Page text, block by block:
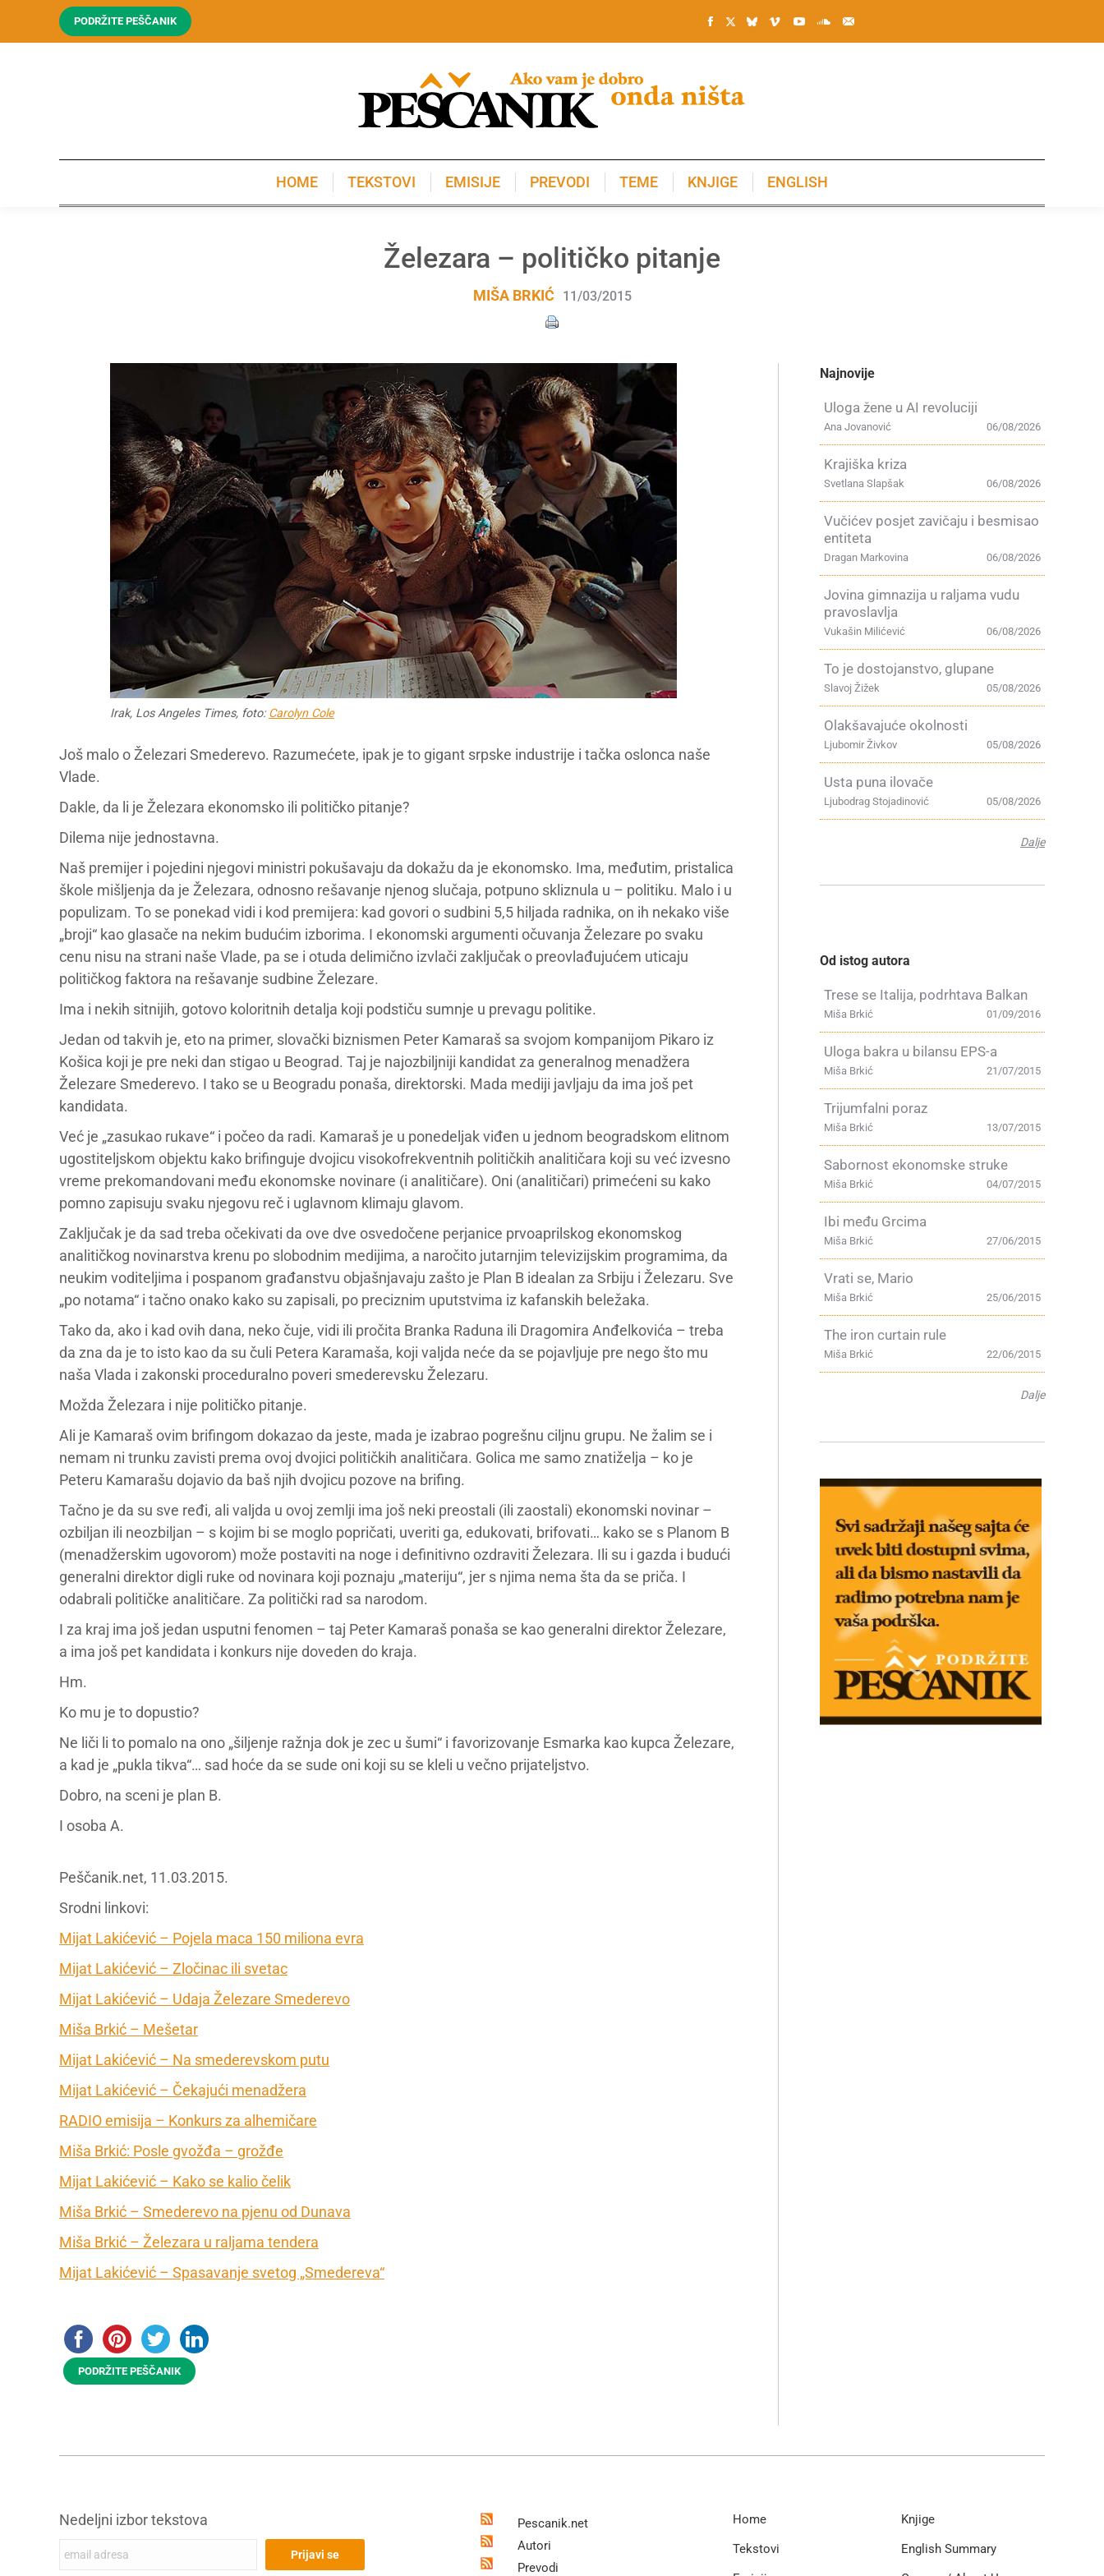
PODRŽITE PEŠČANIK
HOME TEKSTOVI EMISIJE PREVODI TEME KNJIGE ENGLISH
Železara – političko pitanje
MIŠA BRKIĆ 11/03/2015
Irak, Los Angeles Times, foto: Carolyn Cole
Još malo o Železari Smederevo. Razumećete, ipak je to gigant srpske industrije i tačka oslonca naše
Vlade.
Dakle, da li je Železara ekonomsko ili političko pitanje?
Dilema nije jednostavna.
Naš premijer i pojedini njegovi ministri pokušavaju da dokažu da je ekonomsko. Ima, međutim, pristalica
škole mišljenja da je Železara, odnosno rešavanje njenog slučaja, potpuno skliznula u – politiku. Malo i u
populizam. To se ponekad vidi i kod premijera: kad govori o sudbini 5,5 hiljada radnika, on ih nekako više
„broji“ kao glasače na nekim budućim izborima. I ekonomski argumenti očuvanja Železare po svaku
cenu nisu na strani naše Vlade, pa se i otuda delimično izvlači zaključak o preovlađujućem uticaju
političkog faktora na rešavanje sudbine Železare.
Ima i nekih sitnijih, gotovo koloritnih detalja koji podstiču sumnje u prevagu politike.
Jedan od takvih je, eto na primer, slovački biznismen Peter Kamaraš sa svojom kompanijom Pikaro iz
Košica koji je pre neki dan stigao u Beograd. Taj je najozbiljniji kandidat za generalnog menadžera
Železare Smederevo. I tako se u Beogradu ponaša, direktorski. Mada mediji javljaju da ima još pet
kandidata.
Već je „zasukao rukave“ i počeo da radi. Kamaraš je u ponedeljak viđen u jednom beogradskom elitnom
ugostiteljskom objektu kako brifinguje dvojicu visokofrekventnih političkih analitičara koji su već izvesno
vreme prekomandovani među ekonomske novinare (i analitičare). Oni (analitičari) primećeni su kako
pomno zapisuju svaku njegovu reč i uglavnom klimaju glavom.
Zaključak je da sad treba očekivati da ove dve osvedočene perjanice prvoaprilskog ekonomskog
analitičkog novinarstva krenu po slobodnim medijima, a naročito jutarnjim televizijskim programima, da
neukim voditeljima i pospanom građanstvu objašnjavaju zašto je Plan B idealan za Srbiju i Železaru. Sve
„po notama“ i tačno onako kako su zapisali, po preciznim uputstvima iz kafanskih beležaka.
Tako da, ako i kad ovih dana, neko čuje, vidi ili pročita Branka Raduna ili Dragomira Anđelkovića – treba
da zna da je to isto kao da su čuli Petera Karamaša, koji valjda neće da se pojavljuje pre nego što mu
naša Vlada i zakonski proceduralno poveri smederevsku Železaru.
Možda Železara i nije političko pitanje.
Ali je Kamaraš ovim brifingom dokazao da jeste, mada je izabrao pogrešnu ciljnu grupu. Ne žalim se i
nemam ni trunku zavisti prema ovoj dvojici političkih analitičara. Golica me samo znatiželja – ko je
Peteru Kamarašu dojavio da baš njih dvojicu pozove na brifing.
Tačno je da su sve ređi, ali valjda u ovoj zemlji ima još neki preostali (ili zaostali) ekonomski novinar –
ozbiljan ili neozbiljan – s kojim bi se moglo popričati, uveriti ga, edukovati, brifovati… kako se s Planom B
(menadžerskim ugovorom) može postaviti na noge i definitivno ozdraviti Železara. Ili su i gazda i budući
generalni direktor digli ruke od novinara koji poznaju „materiju“, jer s njima nema šta da se priča. I
odabrali političke analitičare. Za politički rad sa narodom.
I za kraj ima još jedan usputni fenomen – taj Peter Kamaraš ponaša se kao generalni direktor Železare,
a ima još pet kandidata i konkurs nije doveden do kraja.
Hm.
Ko mu je to dopustio?
Ne liči li to pomalo na ono „šiljenje ražnja dok je zec u šumi“ i favorizovanje Esmarka kao kupca Železare,
a kad je „pukla tikva“… sad hoće da se sude oni koji su se kleli u večno prijateljstvo.
Dobro, na sceni je plan B.
I osoba A.
Peščanik.net, 11.03.2015.
Srodni linkovi:
Mijat Lakićević – Pojela maca 150 miliona evra
Mijat Lakićević – Zločinac ili svetac
Mijat Lakićević – Udaja Železare Smederevo
Miša Brkić – Mešetar
Mijat Lakićević – Na smederevskom putu
Mijat Lakićević – Čekajući menadžera
RADIO emisija – Konkurs za alhemičare
Miša Brkić: Posle gvožđa – grožđe
Mijat Lakićević – Kako se kalio čelik
Miša Brkić – Smederevo na pjenu od Dunava
Miša Brkić – Železara u raljama tendera
Mijat Lakićević – Spasavanje svetog „Smedereva“
PODRŽITE PEŠČANIK
Najnovije
Uloga žene u AI revoluciji
06/08/2026
Ana Jovanović
Krajiška kriza
06/08/2026
Svetlana Slapšak
Vučićev posjet zavičaju i besmisao
entiteta
06/08/2026
Dragan Markovina
Jovina gimnazija u raljama vudu
pravoslavlja
06/08/2026
Vukašin Milićević
To je dostojanstvo, glupane
05/08/2026
Slavoj Žižek
Olakšavajuće okolnosti
05/08/2026
Ljubomir Živkov
Usta puna ilovače
05/08/2026
Ljubodrag Stojadinović
Dalje
Od istog autora
Trese se Italija, podrhtava Balkan
01/09/2016
Miša Brkić
Uloga bakra u bilansu EPS-a
21/07/2015
Miša Brkić
Trijumfalni poraz
13/07/2015
Miša Brkić
Sabornost ekonomske struke
04/07/2015
Miša Brkić
Ibi među Grcima
27/06/2015
Miša Brkić
Vrati se, Mario
25/06/2015
Miša Brkić
The iron curtain rule
22/06/2015
Miša Brkić
Dalje
Nedeljni izbor tekstova
Pescanik.net
Autori
Prevodi
Home
Tekstovi
Knjige
English Summary
KNJIGE ENGLISH